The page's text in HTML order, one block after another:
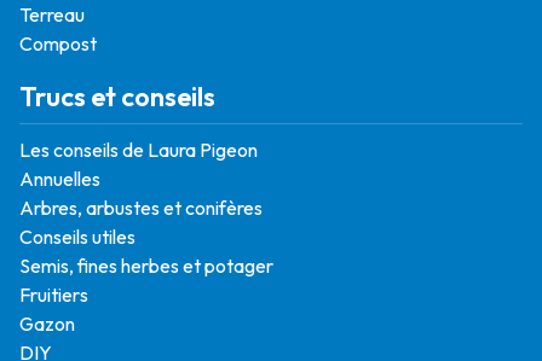
Terreau
Compost
Trucs et conseils
Les conseils de Laura Pigeon
Annuelles
Arbres, arbustes et conifères
Conseils utiles
Semis, fines herbes et potager
Fruitiers
Gazon
DIY